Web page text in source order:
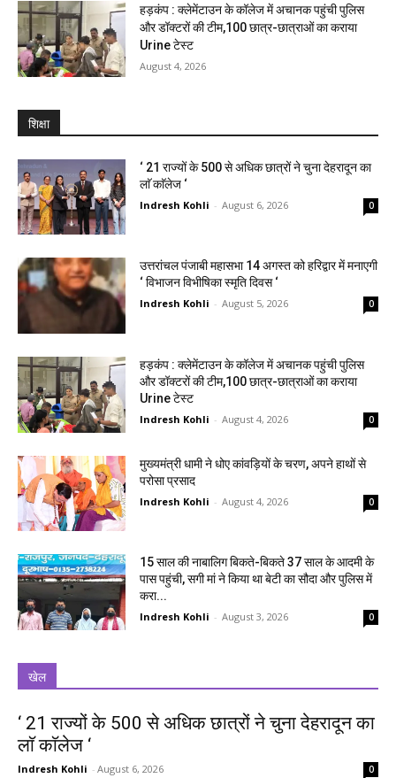
हड़कंप : क्लेमेंटाउन के कॉलेज में अचानक पहुंची पुलिस
और डॉक्टरों की टीम,100 छात्र-छात्राओं का कराया
Urine टेस्ट
August 4, 2026
शिक्षा
‘ 21 राज्यों के 500 से अधिक छात्रों ने चुना देहरादून का
लाॅ काॅलेज ‘
Indresh Kohli - August 6, 2026 0
उत्तरांचल पंजाबी महासभा 14 अगस्त को हरिद्वार में मनाएगी
‘ विभाजन विभीषिका स्मृति दिवस ‘
Indresh Kohli - August 5, 2026 0
हड़कंप : क्लेमेंटाउन के कॉलेज में अचानक पहुंची पुलिस
और डॉक्टरों की टीम,100 छात्र-छात्राओं का कराया
Urine टेस्ट
Indresh Kohli - August 4, 2026 0
मुख्यमंत्री धामी ने धोए कांवड़ियों के चरण, अपने हाथों से
परोसा प्रसाद
Indresh Kohli - August 4, 2026 0
15 साल की नाबालिग बिकते-बिकते 37 साल के आदमी के
पास पहुंची, सगी मां ने किया था बेटी का सौदा और पुलिस में
करा...
Indresh Kohli - August 3, 2026 0
खेल
‘ 21 राज्यों के 500 से अधिक छात्रों ने चुना देहरादून का
लाॅ काॅलेज ‘
Indresh Kohli - August 6, 2026 0